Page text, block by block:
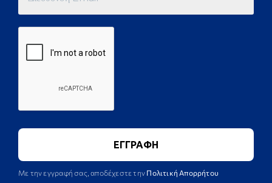
Με την εγγραφή σας, αποδέχεστε την Πολιτική Απορρήτου